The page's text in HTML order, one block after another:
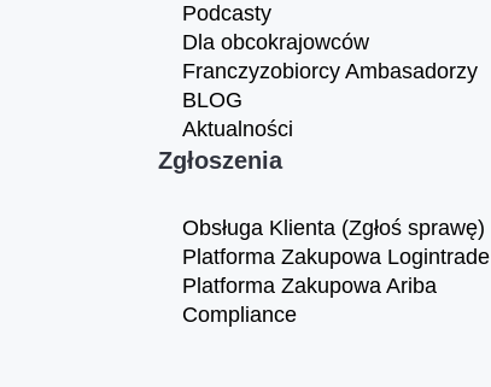
Podcasty
Dla obcokrajowców
Franczyzobiorcy Ambasadorzy
BLOG
Aktualności
Zgłoszenia
Obsługa Klienta (Zgłoś sprawę)
Platforma Zakupowa Logintrade
Platforma Zakupowa Ariba
Compliance